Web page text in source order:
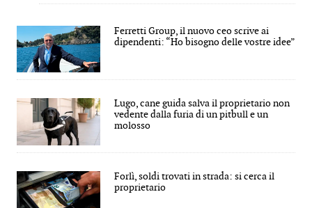
Ferretti Group, il nuovo ceo scrive ai
dipendenti: “Ho bisogno delle vostre idee”
Lugo, cane guida salva il proprietario non
vedente dalla furia di un pitbull e un
molosso
Forlì, soldi trovati in strada: si cerca il
proprietario